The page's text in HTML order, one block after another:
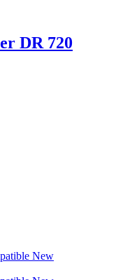
DR 720